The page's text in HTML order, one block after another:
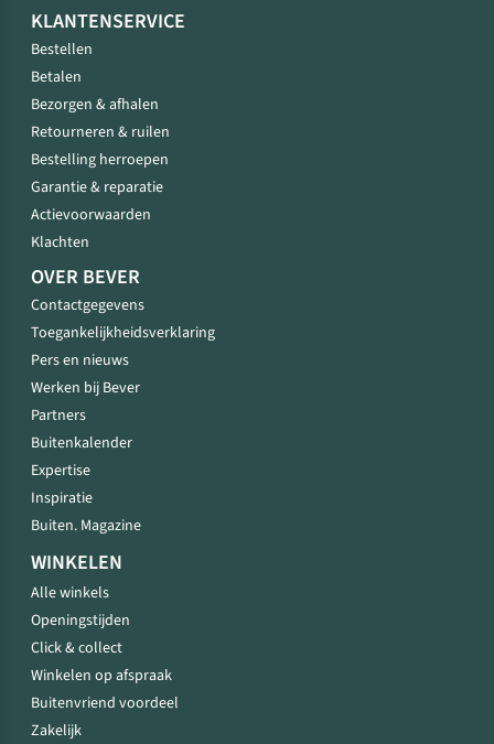
KLANTENSERVICE
Bestellen
Betalen
Bezorgen & afhalen
Retourneren & ruilen
Bestelling herroepen
Garantie & reparatie
Actievoorwaarden
Klachten
OVER BEVER
Contactgegevens
Toegankelijkheidsverklaring
Pers en nieuws
Werken bij Bever
Partners
Buitenkalender
Expertise
Inspiratie
Buiten. Magazine
WINKELEN
Alle winkels
Openingstijden
Click & collect
Winkelen op afspraak
Buitenvriend voordeel
Zakelijk